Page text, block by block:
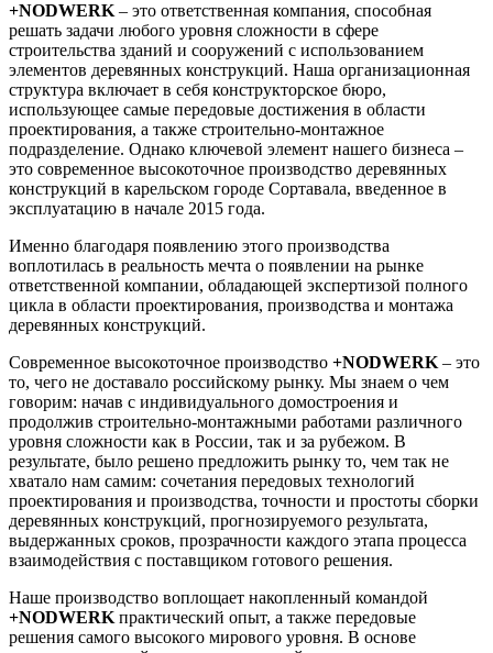
+NODWERK – это ответственная компания, способная
решать задачи любого уровня сложности в сфере
строительства зданий и сооружений с использованием
элементов деревянных конструкций. Наша организационная
структура включает в себя конструкторское бюро,
использующее самые передовые достижения в области
проектирования, а также строительно-монтажное
подразделение. Однако ключевой элемент нашего бизнеса –
это современное высокоточное производство деревянных
конструкций в карельском городе Сортавала, введенное в
эксплуатацию в начале 2015 года.
Именно благодаря появлению этого производства
воплотилась в реальность мечта о появлении на рынке
ответственной компании, обладающей экспертизой полного
цикла в области проектирования, производства и монтажа
деревянных конструкций.
Современное высокоточное производство +NODWERK – это
то, чего не доставало российскому рынку. Мы знаем о чем
говорим: начав с индивидуального домостроения и
продолжив строительно-монтажными работами различного
уровня сложности как в России, так и за рубежом. В
результате, было решено предложить рынку то, чем так не
хватало нам самим: сочетания передовых технологий
проектирования и производства, точности и простоты сборки
деревянных конструкций, прогнозируемого результата,
выдержанных сроков, прозрачности каждого этапа процесса
взаимодействия с поставщиком готового решения.
Наше производство воплощает накопленный командой
+NODWERK практический опыт, а также передовые
решения самого высокого мирового уровня. В основе